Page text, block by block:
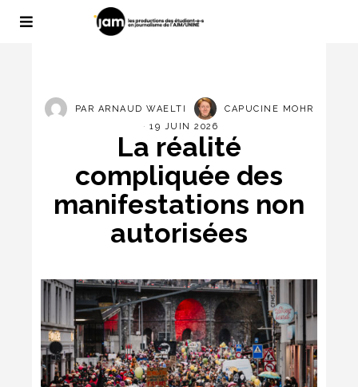
PAR ARNAUD WAELTI
CAPUCINE MOHR
19 JUIN 2026
La réalité
compliquée des
manifestations non
autorisées